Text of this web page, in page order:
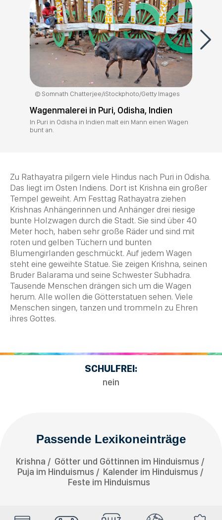
Somnath Chatterjee/iStockphoto/Getty Images
Wagenmalerei in Puri, Odisha, Indien
In Puri in Odisha in Indien malt ein Mann einen Wagen
bunt an.
Zu Rathayatra pilgern viele Hindus nach Puri in Odisha.
Das liegt im Osten Indiens. Dort ist Krishna ein großer
Tempel geweiht. Am Festtag Rathayatra ziehen
Krishnas Anhängerinnen und Anhänger drei riesige
bunte Holzwagen durch die Stadt. Sie sind über 40
Meter hoch, haben sehr große Räder und sind mit
roten und gelben Tüchern und bunten
Blumengirlanden geschmückt. Auf jedem Wagen
steht eine geweihte Statue. Sie zeigen Krishna, seinen
Bruder Balarama und seine Schwester Subhadra.
Tausende Menschen drängen sich um die Wagen
herum. Alle wollen die Götterstatuen sehen. Viele
Menschen singen, tanzen und trommeln zu Ehren
ihres Gottes.
SCHULFREI:
nein
Passende Lexikoneinträge
Krishna
Götter und Göttinnen im Hinduismus
Puja im Hinduismus
Kalender im Hinduismus
Feste im Hinduismus